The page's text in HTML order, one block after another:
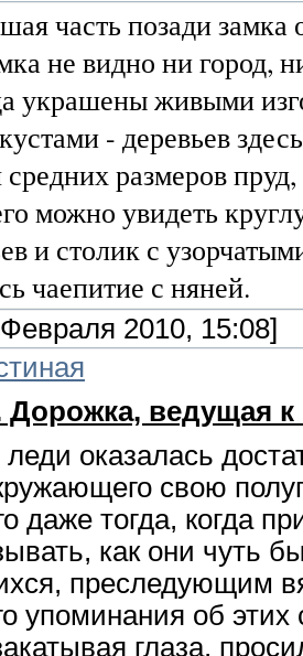
часть позади
не видно ни город,
украшены живыми
- деревьев
средних размеров
можно увидеть
и столик с
чаепитие с няней.
2010, 15:08]
Дорожка, ведущая к
оказалась
свою
даже тогда, когда
как они чуть
преследующим
упоминания об этих
глаза,